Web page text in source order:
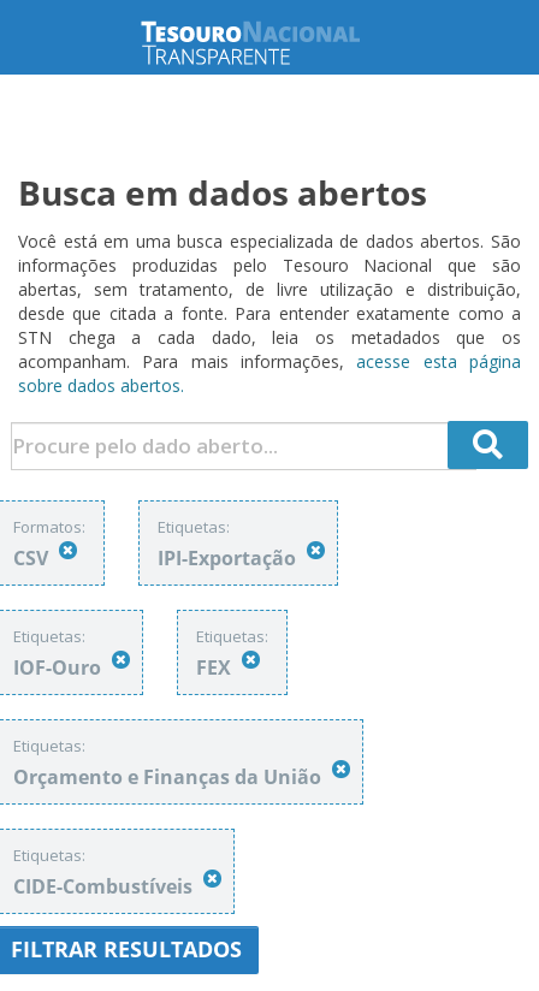
Busca em dados abertos
Você está em uma busca especializada de dados abertos. São
informações produzidas pelo Tesouro Nacional que são
abertas, sem tratamento, de livre utilização e distribuição,
desde que citada a fonte. Para entender exatamente como a
STN chega a cada dado, leia os metadados que os
acompanham. Para mais informações,acesse esta página
sobre dados abertos.
Formatos:
CSV
Etiquetas:
IPI-Exportação
Etiquetas:
IOF-Ouro
Etiquetas:
FEX
Etiquetas:
Orçamento e Finanças da União
Etiquetas:
CIDE-Combustíveis
FILTRAR RESULTADOS